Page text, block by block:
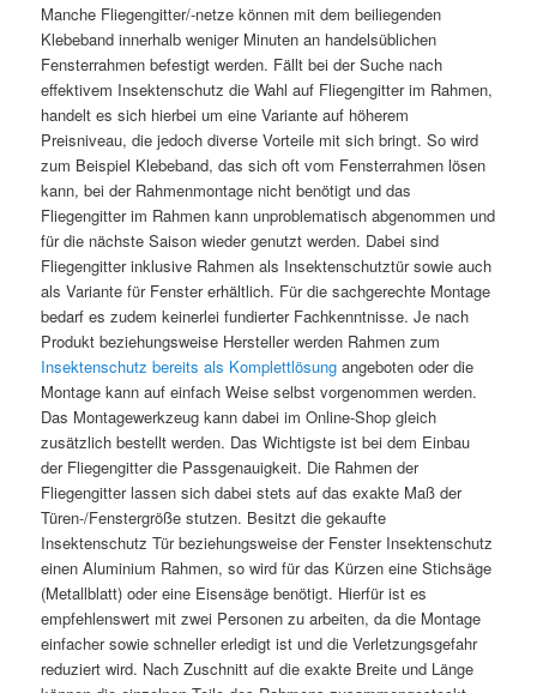
Manche Fliegengitter/-netze können mit dem beiliegenden
Klebeband innerhalb weniger Minuten an handelsüblichen
Fensterrahmen befestigt werden. Fällt bei der Suche nach
effektivem Insektenschutz die Wahl auf Fliegengitter im Rahmen,
handelt es sich hierbei um eine Variante auf höherem
Preisniveau, die jedoch diverse Vorteile mit sich bringt. So wird
zum Beispiel Klebeband, das sich oft vom Fensterrahmen lösen
kann, bei der Rahmenmontage nicht benötigt und das
Fliegengitter im Rahmen kann unproblematisch abgenommen und
für die nächste Saison wieder genutzt werden. Dabei sind
Fliegengitter inklusive Rahmen als Insektenschutztür sowie auch
als Variante für Fenster erhältlich. Für die sachgerechte Montage
bedarf es zudem keinerlei fundierter Fachkenntnisse. Je nach
Produkt beziehungsweise Hersteller werden Rahmen zum
Insektenschutz bereits als Komplettlösungangeboten oder die
Montage kann auf einfach Weise selbst vorgenommen werden.
Das Montagewerkzeug kann dabei im Online-Shop gleich
zusätzlich bestellt werden. Das Wichtigste ist bei dem Einbau
der Fliegengitter die Passgenauigkeit. Die Rahmen der
Fliegengitter lassen sich dabei stets auf das exakte Maß der
Türen-/Fenstergröße stutzen. Besitzt die gekaufte
Insektenschutz Tür beziehungsweise der Fenster Insektenschutz
einen Aluminium Rahmen, so wird für das Kürzen eine Stichsäge
(Metallblatt) oder eine Eisensäge benötigt. Hierfür ist es
empfehlenswert mit zwei Personen zu arbeiten, da die Montage
einfacher sowie schneller erledigt ist und die Verletzungsgefahr
reduziert wird. Nach Zuschnitt auf die exakte Breite und Länge